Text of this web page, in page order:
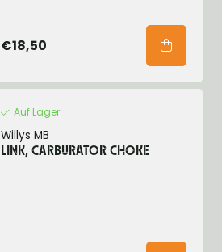
€18,50
Auf Lager
Willys MB
LINK, CARBURATOR CHOKE